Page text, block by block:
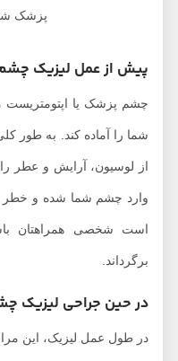
پزشک شما
پیش از عمل لیزیک چشم
چشم پزشک یا اپتومتریست
شما را آماده کند. به طور کلی،
از لوسیون، آرایش و عطر را
وارد چشم شما شده و خطر
است شخصی همراهتان باشد
برگرداند.
در حین جراحی لیزیک چشم
در طول عمل لیزیک، این